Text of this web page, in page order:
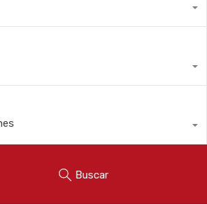
Buscar